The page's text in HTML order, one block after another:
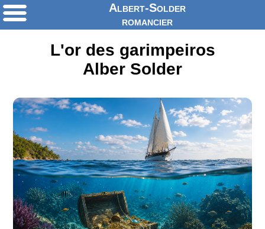
Albert-Solder
romancier
L'or des garimpeiros
Alber Solder